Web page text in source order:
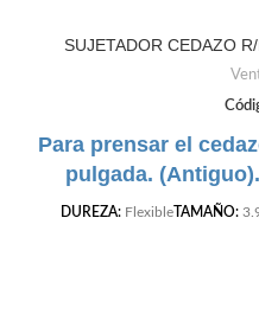
SUJETADOR CEDAZO
Para prensar el
pulgada.
DUREZA: FlexibleTAMAÑO: